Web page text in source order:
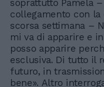
soprattutto Pamela
collegamento con la
scorsa settimana –
mi va di apparire e
posso apparire
esclusiva. Di tutto il
futuro, in
bene». Altro